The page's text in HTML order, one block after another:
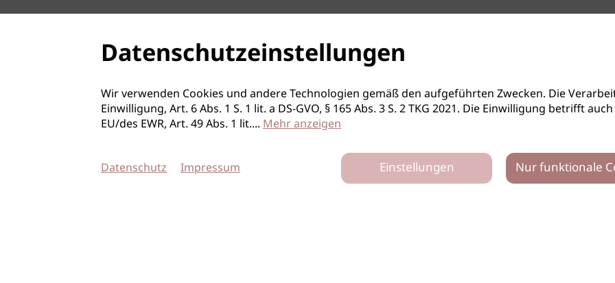
Datenschutzeinstellungen
Wir verwenden Cookies und andere Technologien gemäß den aufgeführten Zwecken. Die
Einwilligung, Art. 6 Abs. 1 S. 1 lit. a DS-GVO, § 165 Abs. 3 S. 2 TKG 2021. Die Einwilligung betrifft
EU/des EWR, Art. 49 Abs. 1 lit.... Mehr anzeigen
Datenschutz Impressum Einstellungen Nur funktionale